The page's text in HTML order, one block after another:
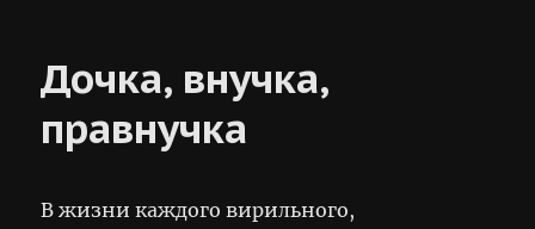
Дочка, внучка,
правнучка
В жизни каждого вирильного,